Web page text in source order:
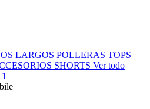
LARGOS POLLERAS TOPS
SHORTS Ver todo